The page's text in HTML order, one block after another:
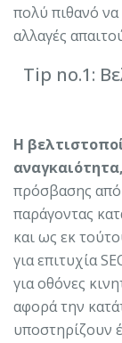
πολύ πιθανό να
αλλαγές
Tip no.1:
Η
πρόσβασης από
παράγοντας
και ως εκ
για επιτυχία
για οθόνες
αφορά την
υποστηρίζουν